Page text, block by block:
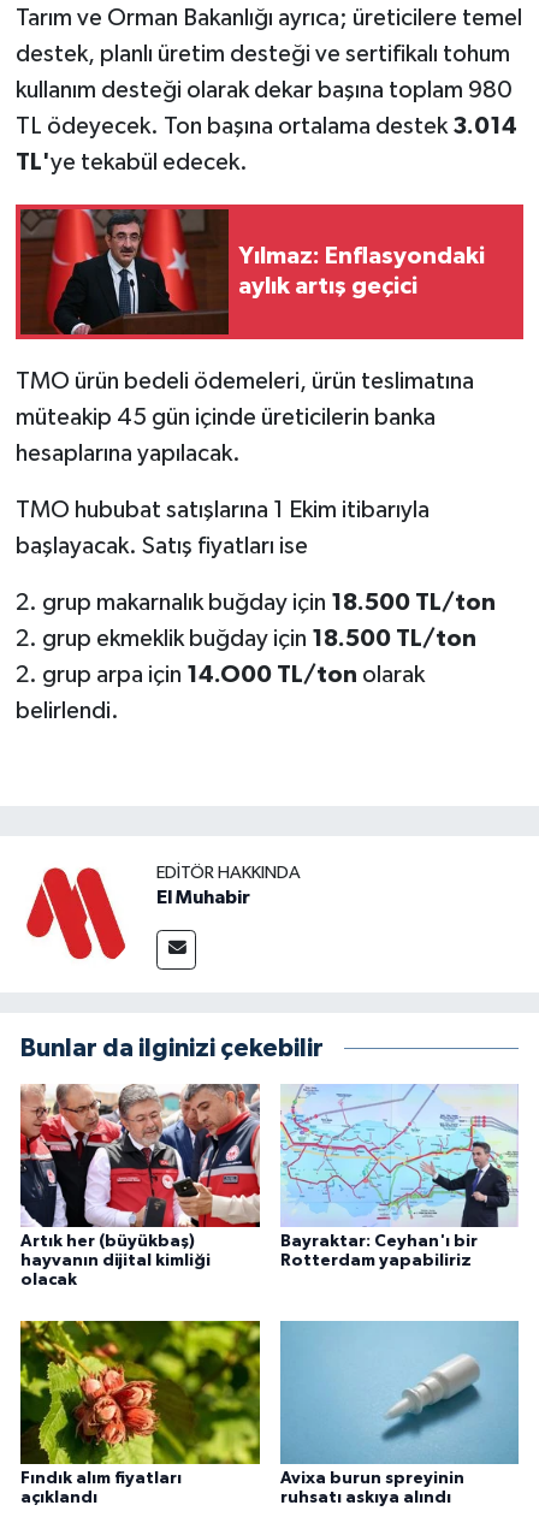
Tarım ve Orman Bakanlığı ayrıca; üreticilere temel
destek, planlı üretim desteği ve sertifikalı tohum
kullanım desteği olarak dekar başına toplam 980
TL ödeyecek. Ton başına ortalama destek3.014
TL'ye tekabül edecek.
Yılmaz: Enflasyondaki
aylık artış geçici
TMO ürün bedeli ödemeleri, ürün teslimatına
müteakip 45 gün içinde üreticilerin banka
hesaplarına yapılacak.
TMO hububat satışlarına 1 Ekim itibarıyla
başlayacak. Satış fiyatları ise
2. grup makarnalık buğday için 18.500 TL/ton
2. grup ekmeklik buğday için 18.500 TL/ton
2. grup arpa için 14.O00 TL/ton olarak
belirlendi.
EDITÖR HAKKINDA
El Muhabir
Bunlar da ilginizi çekebilir
Artık her (büyükbaş)
hayvanın dijital kimliği
olacak
Bayraktar: Ceyhan'ı bir
Rotterdam yapabiliriz
Fındık alım fiyatları
açıklandı
Avixa burun spreyinin
ruhsatı askıya alındı